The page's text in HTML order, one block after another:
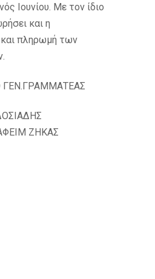
Ιουνίου. Με τον ίδιο
και η
και πληρωμή των
ΘΕΟΔΟΣΙΑΔΗΣ
ΖΗΚΑΣ